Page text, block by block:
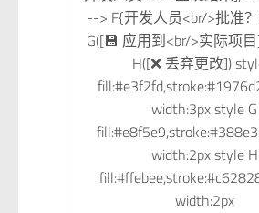
--> F{开发人员<br/>批准
G([💾 应用到<br/>实际项
H([❌ 丢弃更改])
width:3px style G
width:2px style H
width:2px